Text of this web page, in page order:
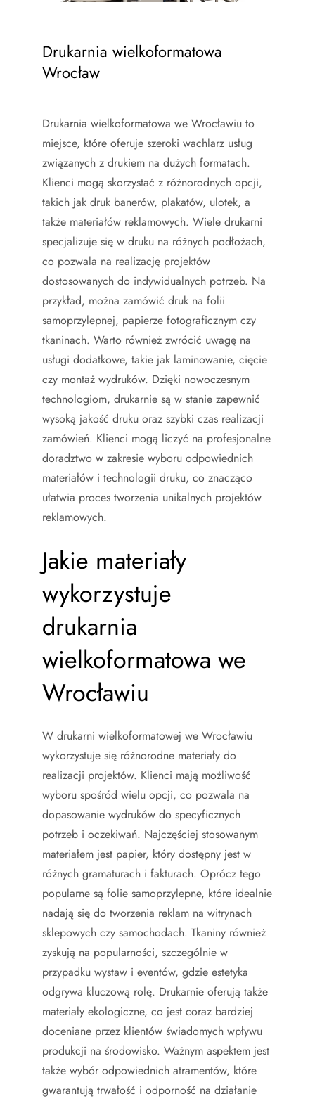
Drukarnia wielkoformatowa
Wrocław
Drukarnia wielkoformatowa we Wrocławiu to
miejsce, które oferuje szeroki wachlarz usług
związanych z drukiem na dużych formatach.
Klienci mogą skorzystać z różnorodnych opcji,
takich jak druk banerów, plakatów, ulotek, a
także materiałów reklamowych. Wiele drukarni
specjalizuje się w druku na różnych podłożach,
co pozwala na realizację projektów
dostosowanych do indywidualnych potrzeb. Na
przykład, można zamówić druk na folii
samoprzylepnej, papierze fotograficznym czy
tkaninach. Warto również zwrócić uwagę na
usługi dodatkowe, takie jak laminowanie, cięcie
czy montaż wydruków. Dzięki nowoczesnym
technologiom, drukarnie są w stanie zapewnić
wysoką jakość druku oraz szybki czas realizacji
zamówień. Klienci mogą liczyć na profesjonalne
doradztwo w zakresie wyboru odpowiednich
materiałów i technologii druku, co znacząco
ułatwia proces tworzenia unikalnych projektów
reklamowych.
Jakie materiały
wykorzystuje
drukarnia
wielkoformatowa we
Wrocławiu
W drukarni wielkoformatowej we Wrocławiu
wykorzystuje się różnorodne materiały do
realizacji projektów. Klienci mają możliwość
wyboru spośród wielu opcji, co pozwala na
dopasowanie wydruków do specyficznych
potrzeb i oczekiwań. Najczęściej stosowanym
materiałem jest papier, który dostępny jest w
różnych gramaturach i fakturach. Oprócz tego
popularne są folie samoprzylepne, które idealnie
nadają się do tworzenia reklam na witrynach
sklepowych czy samochodach. Tkaniny również
zyskują na popularności, szczególnie w
przypadku wystaw i eventów, gdzie estetyka
odgrywa kluczową rolę. Drukarnie oferują także
materiały ekologiczne, co jest coraz bardziej
doceniane przez klientów świadomych wpływu
produkcji na środowisko. Ważnym aspektem jest
także wybór odpowiednich atramentów, które
gwarantują trwałość i odporność na działanie